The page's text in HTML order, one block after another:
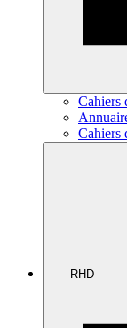
Cahiers
Cahiers
RHD